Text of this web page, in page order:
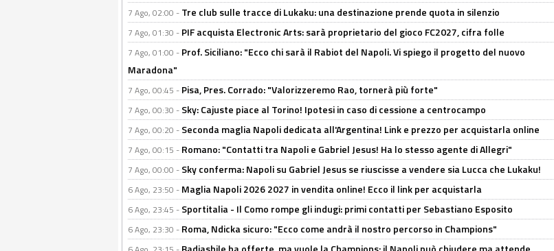
7 Ago, 02:00 - Tre club sulle tracce di Lukaku: una destinazione prende quota in silenzio
7 Ago, 01:30 - PIF acquista Electronic Arts: sarà proprietario del gioco FC2027, cifra folle
7 Ago, 01:00 - Prof. Siciliano: "Ecco chi sarà il Rabiot del Napoli. Vi spiego il progetto del nuovo
Maradona"
7 Ago, 00:45 - Pisa, Pres. Corrado: "Valorizzeremo Rao, tornerà più forte"
7 Ago, 00:30 - Sky: Cajuste piace al Torino! Ipotesi in caso di cessione a centrocampo
7 Ago, 00:20 - Seconda maglia Napoli dedicata all'Argentina! Link e prezzo per acquistarla online
7 Ago, 00:15 - Romano: "Contatti tra Napoli e Gabriel Jesus! Ha lo stesso agente di Allegri"
7 Ago, 00:00 - Sky conferma: Napoli su Gabriel Jesus se riuscisse a vendere sia Lucca che Lukaku!
6 Ago, 23:50 - Maglia Napoli 2026 2027 in vendita online! Ecco il link per acquistarla
6 Ago, 23:45 - Sportitalia - Il Como rompe gli indugi: primi contatti per Sebastiano Esposito
6 Ago, 23:30 - Roma, Ndicka sicuro: "Ecco come andrà il nostro percorso in Champions"